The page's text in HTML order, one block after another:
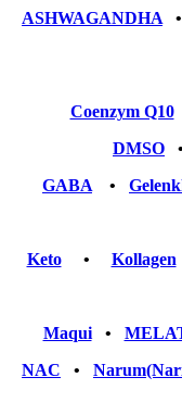
ASHWAGANDHA
Coenzym Q10
DMSO
GABA •
Keto• Kollagen
Maqui•
NAC •